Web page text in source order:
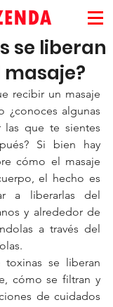
se liberan
masaje?
recibir un masaje
¿conoces algunas
las que te sientes
Si bien hay
cómo el masaje
el hecho es
a liberarlas del
y alrededor de
a través del
toxinas se liberan
cómo se filtran y
de cuidados